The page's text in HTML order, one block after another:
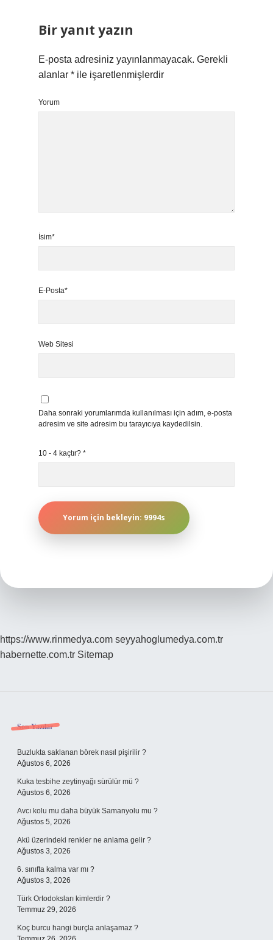
Bir yanıt yazın
E-posta adresiniz yayınlanmayacak. Gerekli
alanlar * ile işaretlenmişlerdir
Yorum
İsim*
E-Posta*
Web Sitesi
Daha sonraki yorumlarımda kullanılması için adım, e-posta
adresim ve site adresim bu tarayıcıya kaydedilsin.
10 - 4 kaçtır? *
https://www.rinmedya.com seyyahoglumedya.com.tr
habernette.com.tr Sitemap
Sidebar
Son Yazılar
Buzlukta saklanan börek nasıl pişirilir ?
Ağustos 6, 2026
Kuka tesbihe zeytinyağı sürülür mü ?
Ağustos 6, 2026
Avcı kolu mu daha büyük Samanyolu mu ?
Ağustos 5, 2026
Akü üzerindeki renkler ne anlama gelir ?
Ağustos 3, 2026
6. sınıfta kalma var mı ?
Ağustos 3, 2026
Türk Ortodoksları kimlerdir ?
Temmuz 29, 2026
Koç burcu hangi burçla anlaşamaz ?